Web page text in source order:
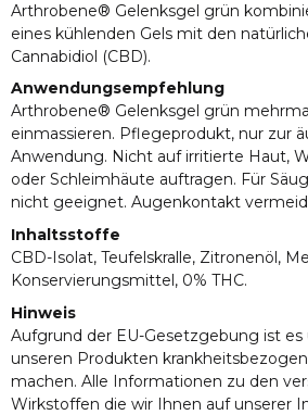
Arthrobene® Gelenksgel grün
eines kühlenden Gels mit den
Cannabidiol (CBD).
Anwendungsempfehlung
Arthrobene® Gelenksgel grün
einmassieren. Pflegeprodukt, nur zur
Anwendung. Nicht auf irritierte Haut,
oder Schleimhäute auftragen. Für
nicht geeignet. Augenkontakt
Inhaltsstoffe
CBD-Isolat, Teufelskralle, Zitronenöl,
Konservierungsmittel, 0% THC.
Hinweis
Aufgrund der EU-Gesetzgebung ist
unseren Produkten
machen. Alle Informationen zu den
Wirkstoffen die wir Ihnen auf unserer